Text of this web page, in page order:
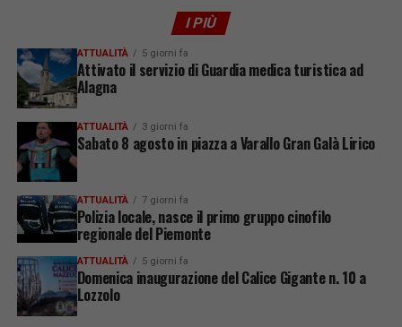
I PIÙ
ATTUALITÀ 5 giorni fa
Attivato il servizio di Guardia medica turistica ad
Alagna
ATTUALITÀ 3 giorni fa
Sabato 8 agosto in piazza a Varallo Gran Galà Lirico
ATTUALITÀ 7 giorni fa
Polizia locale, nasce il primo gruppo cinofilo
regionale del Piemonte
ATTUALITÀ 5 giorni fa
Domenica inaugurazione del Calice Gigante n. 10 a
Lozzolo